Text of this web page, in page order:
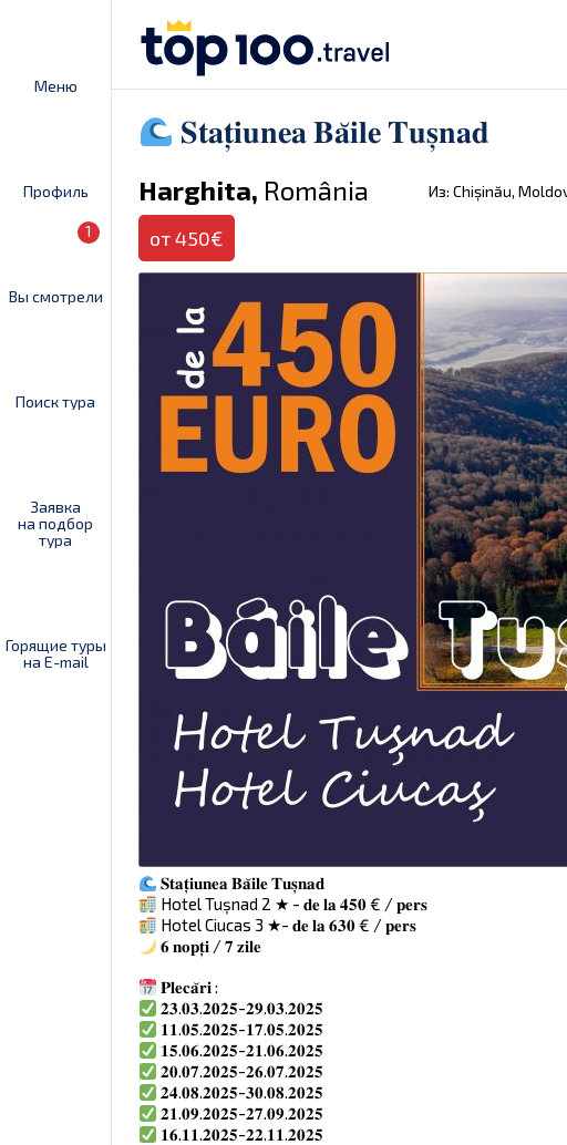
Меню
Профиль
Вы смотрели
1
Поиск тура
Заявка
на подбор
тура
Горящие туры
на E-mail
𝐒𝐭𝐚𝐭̦𝐢𝐮𝐧𝐞𝐚 𝐁𝐚̆𝐢𝐥𝐞 𝐓𝐮𝐬̦𝐧𝐚𝐝
Harghita, România Из: Chișinău,
от 450€
𝐒𝐭𝐚𝐭̦𝐢𝐮𝐧𝐞𝐚 𝐁𝐚̆𝐢𝐥𝐞 𝐓𝐮𝐬̦𝐧𝐚𝐝
Hotel Tușnad 2 ★ - 𝐝𝐞 𝐥𝐚 𝟒𝟓𝟎 € / 𝐩𝐞𝐫𝐬
Hotel Ciucas 3 ★- 𝐝𝐞 𝐥𝐚 𝟔𝟑𝟎 € / 𝐩𝐞𝐫𝐬
𝟔 𝐧𝐨𝐩𝐭̦𝐢 / 𝟕 𝐳𝐢𝐥𝐞
𝐏𝐥𝐞𝐜𝐚̆𝐫𝐢 :
𝟐𝟑.𝟎𝟑.𝟐𝟎𝟐𝟓-𝟐𝟗.𝟎𝟑.𝟐𝟎𝟐𝟓
𝟏𝟏.𝟎𝟓.𝟐𝟎𝟐𝟓-𝟏𝟕.𝟎𝟓.𝟐𝟎𝟐𝟓
𝟏𝟓.𝟎𝟔.𝟐𝟎𝟐𝟓-𝟐𝟏.𝟎𝟔.𝟐𝟎𝟐𝟓
𝟐𝟎.𝟎𝟕.𝟐𝟎𝟐𝟓-𝟐𝟔.𝟎𝟕.𝟐𝟎𝟐𝟓
𝟐𝟒.𝟎𝟖.𝟐𝟎𝟐𝟓-𝟑𝟎.𝟎𝟖.𝟐𝟎𝟐𝟓
𝟐𝟏.𝟎𝟗.𝟐𝟎𝟐𝟓-𝟐𝟕.𝟎𝟗.𝟐𝟎𝟐𝟓
𝟏𝟔.𝟏𝟏.𝟐𝟎𝟐𝟓-𝟐𝟐.𝟏𝟏.𝟐𝟎𝟐𝟓